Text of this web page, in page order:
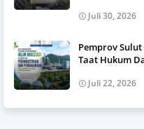
Juli 30, 2026
Pemprov
Taat Hukum
Juli 22, 2026